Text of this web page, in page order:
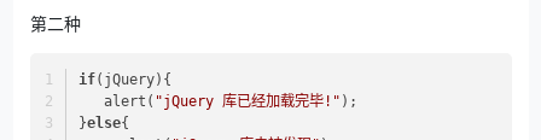
第二种
if(jQuery){
   alert(
"jQuery 库已经加载完毕!" );
}else{